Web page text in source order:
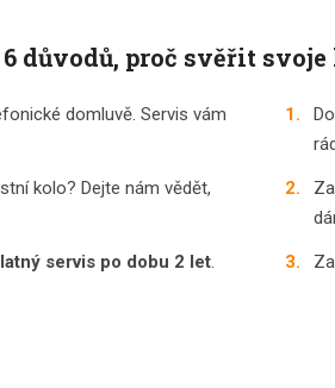
6 důvodů, proč svěřit
domluvě. Servis vám
kolo? Dejte nám vědět,
servis po dobu 2 let.